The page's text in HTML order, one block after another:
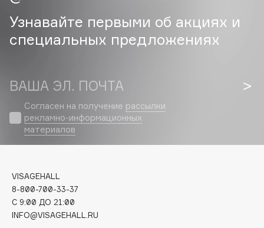
Cadence
Capelli Dorati
Carolina Herrera
Catrice
Celimax
Cettua
Clarins
Clarins Precious
Clinique
Узнавайте первыми об акциях и
специальных предложениях
ВАША ЭЛ. ПОЧТА
Согласен на получение рассылки
рекламно-информационных
материалов
VISAGEHALL
8-800-700-33-37
C 9:00 ДО 21:00
INFO@VISAGEHALL.RU